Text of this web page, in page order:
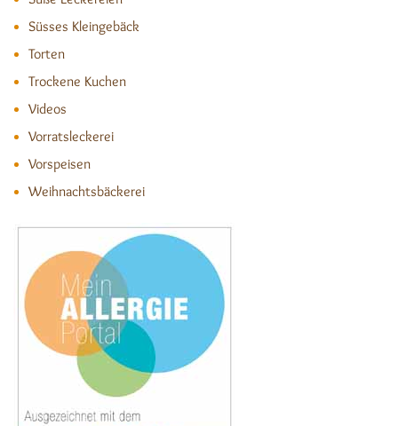
Süsses Kleingebäck
Torten
Trockene Kuchen
Videos
Vorratsleckerei
Vorspeisen
Weihnachtsbäckerei